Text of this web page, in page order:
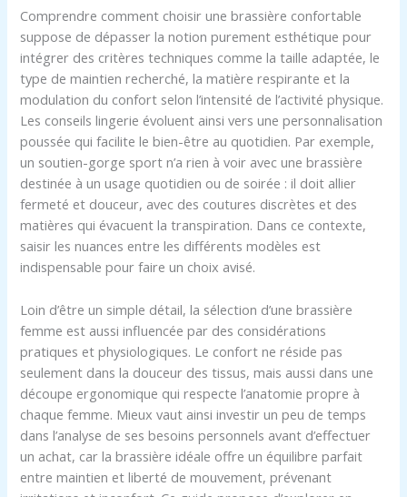
Comprendre comment choisir une brassière confortable
suppose de dépasser la notion purement esthétique pour
intégrer des critères techniques comme la taille adaptée, le
type de maintien recherché, la matière respirante et la
modulation du confort selon l’intensité de l’activité physique.
Les conseils lingerie évoluent ainsi vers une personnalisation
poussée qui facilite le bien-être au quotidien. Par exemple,
un soutien-gorge sport n’a rien à voir avec une brassière
destinée à un usage quotidien ou de soirée : il doit allier
fermeté et douceur, avec des coutures discrètes et des
matières qui évacuent la transpiration. Dans ce contexte,
saisir les nuances entre les différents modèles est
indispensable pour faire un choix avisé.
Loin d’être un simple détail, la sélection d’une brassière
femme est aussi influencée par des considérations
pratiques et physiologiques. Le confort ne réside pas
seulement dans la douceur des tissus, mais aussi dans une
découpe ergonomique qui respecte l’anatomie propre à
chaque femme. Mieux vaut ainsi investir un peu de temps
dans l’analyse de ses besoins personnels avant d’effectuer
un achat, car la brassière idéale offre un équilibre parfait
entre maintien et liberté de mouvement, prévenant